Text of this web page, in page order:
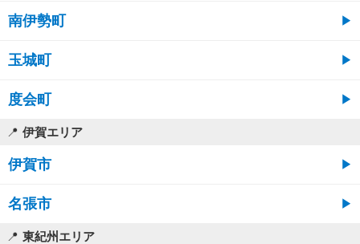
南伊勢町
玉城町
度会町
伊賀エリア
伊賀市
名張市
東紀州エリア